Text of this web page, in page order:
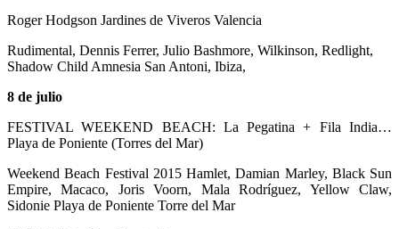
Roger Hodgson Jardines de Viveros Valencia
Rudimental, Dennis Ferrer, Julio Bashmore, Wilkinson, Redlight,
Shadow Child Amnesia San Antoni, Ibiza,
8 de julio
FESTIVAL WEEKEND BEACH: La Pegatina + Fila India…
Playa de Poniente (Torres del Mar)
Weekend Beach Festival 2015 Hamlet, Damian Marley, Black Sun
Empire, Macaco, Joris Voorn, Mala Rodríguez, Yellow Claw,
Sidonie Playa de Poniente Torre del Mar